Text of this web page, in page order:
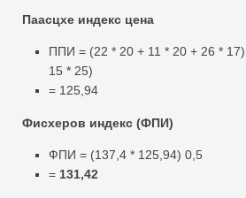
Паасцхе индекс цена
ППИ = (22 * 20 + 11 * 20 + 26 *
15 * 25)
= 125,94
Фисхеров индекс (ФПИ)
ФПИ = (137,4 * 125,94) 0,5
= 131,42